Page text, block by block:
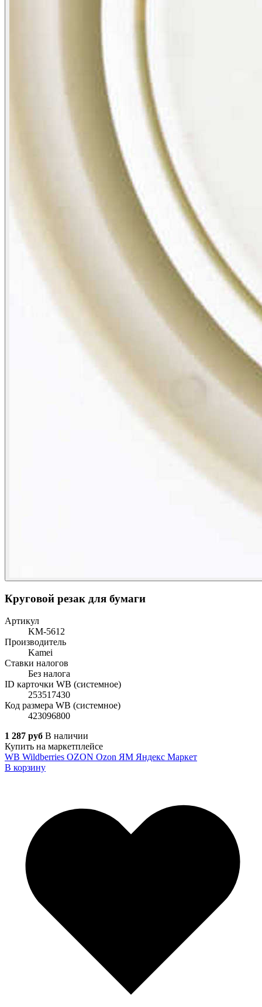
Круговой резак для бумаги
Артикул
KM-5612
Производитель
Kamei
Ставки налогов
Без налога
ID карточки WB (системное)
253517430
Код размера WB (системное)
423096800
1 287 руб В наличии
Купить на маркетплейсе
WB Wildberries OZON Ozon ЯМ Яндекс Маркет
В корзину